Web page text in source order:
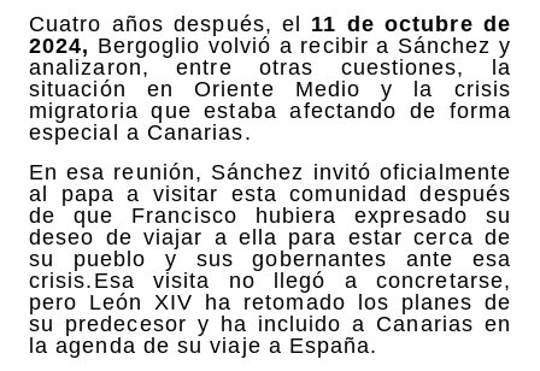
Cuatro años después, el
11 de octubre de
2024, Bergoglio volvió a recibir a Sánchez y
analizaron, entre otras cuestiones, la
situación en Oriente Medio y la crisis
migratoria que estaba afectando de forma
especial a Canarias.
En esa reunión, Sánchez invitó oficialmente
al papa a visitar esta comunidad después
de que Francisco hubiera expresado su
deseo de viajar a ella para estar cerca de
su pueblo y sus gobernantes ante esa
crisis.Esa visita no llegó a concretarse,
pero León XIV ha retomado los planes de
su predecesor y ha incluido a Canarias en
la agenda de su viaje a España.